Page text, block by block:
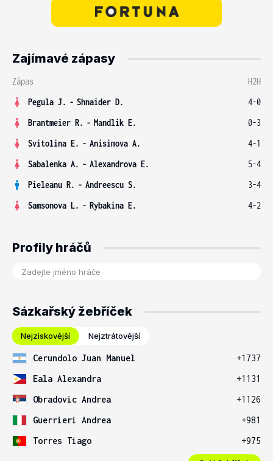
Zajímavé zápasy
Zápas
H2H
Pegula J. - Shnaider D.
4-0
Brantmeier R. - Mandlik E.
0-3
Svitolina E. - Anisimova A.
4-1
Sabalenka A. - Alexandrova E.
5-4
Pieleanu R. - Andreescu S.
3-4
Samsonova L. - Rybakina E. 4-2
Profily hráčů
Sázkařský žebříček
Nejziskovější Nejztrátovější
Cerundolo Juan Manuel
+1737
Eala Alexandra
+1131
Obradovic Andrea
+1126
Guerrieri Andrea
+981
Torres Tiago
+975